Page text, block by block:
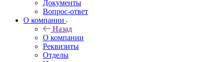
Документы
Вопрос-ответ
О компании
Назад
О компании
Реквизиты
Отделы